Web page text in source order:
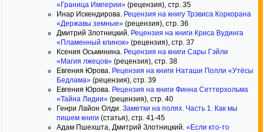
«Граница Империи» (рецензия), стр. 35
Инар Искендирова. Рецензия на книгу Трэвиса Коркорана
«Державы земные» (рецензия), стр. 36
Дмитрий Злотницкий. Рецензия на книги Криса Вудинга
«Пламенный клинок» (рецензия), стр. 37
Ксения Осьминина. Рецензия на книги Сары Гэйли
«Магия лжецов» (рецензия), стр. 38
Евгения Юрова. Рецензия на книги Наташи Полли «Утёсы
Бедлама» (рецензия), стр. 39
Евгения Юрова. Рецензия на книги Финна Сеттерхольма
«Тайна Лидии» (рецензия), стр. 40
Генри Лайон Олди. Заметки на полях. Часть 1. Как мы
пишем книги (статья), стр. 41-45
Адам Пшехшта, Дмитрий Злотницкий. «Если кто-то